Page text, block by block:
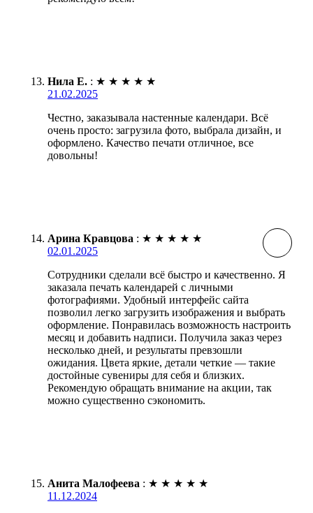
Нила Е. : ★ ★ ★ ★ ★
21.02.2025
Честно, заказывала настенные календари. Всё
очень просто: загрузила фото, выбрала дизайн, и
оформлено. Качество печати отличное, все
довольны!
Арина Кравцова : ★ ★ ★ ★ ★
02.01.2025
Сотрудники сделали всё быстро и качественно. Я
заказала печать календарей с личными
фотографиями. Удобный интерфейс сайта
позволил легко загрузить изображения и выбрать
оформление. Понравилась возможность настроить
месяц и добавить надписи. Получила заказ через
несколько дней, и результаты превзошли
ожидания. Цвета яркие, детали четкие — такие
достойные сувениры для себя и близких.
Рекомендую обращать внимание на акции, так
можно существенно сэкономить.
Анита Малофеева : ★ ★ ★ ★ ★
11.12.2024